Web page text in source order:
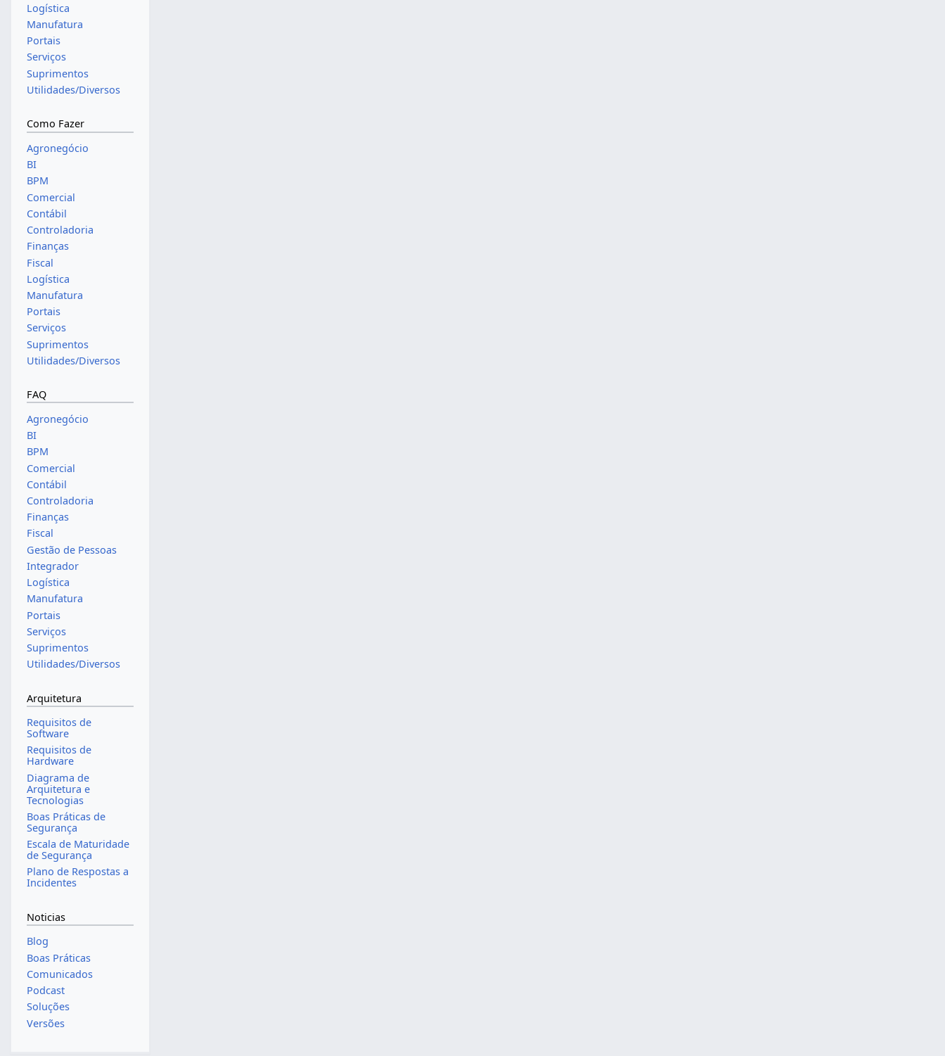
Logística
Manufatura
Portais
Serviços
Suprimentos
Utilidades/Diversos
Como Fazer
Agronegócio
BI
BPM
Comercial
Contábil
Controladoria
Finanças
Fiscal
Logística
Manufatura
Portais
Serviços
Suprimentos
Utilidades/Diversos
FAQ
Agronegócio
BI
BPM
Comercial
Contábil
Controladoria
Finanças
Fiscal
Gestão de Pessoas
Integrador
Logística
Manufatura
Portais
Serviços
Suprimentos
Utilidades/Diversos
Arquitetura
Requisitos de
Software
Requisitos de
Hardware
Diagrama de
Arquitetura e
Tecnologias
Boas Práticas de
Segurança
Escala de Maturidade
de Segurança
Plano de Respostas a
Incidentes
Noticias
Blog
Boas Práticas
Comunicados
Podcast
Soluções
Versões